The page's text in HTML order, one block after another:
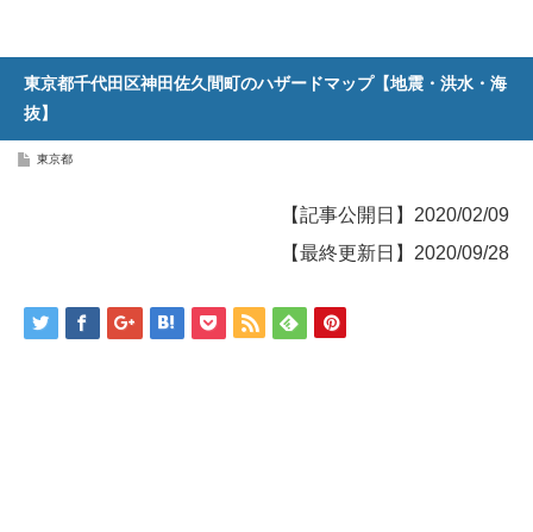
東京都千代田区神田佐久間町のハザードマップ【地震・洪水・海
抜】
東京都
【記事公開日】2020/02/09
【最終更新日】2020/09/28